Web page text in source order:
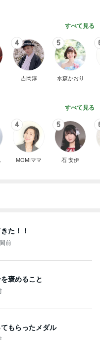
すべて見る
4
吉岡淳
5
水森かおり
すべて見る
4
MOMIママ
5
石 安伊
た！！
前
褒めること
もらったメダル